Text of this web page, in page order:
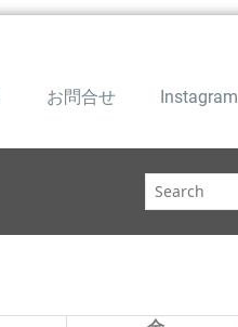
お問合せ Instagram